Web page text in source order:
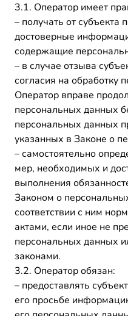
3.1. Оператор имеет
– получать от
достоверные
содержащие
– в случае отзыва
согласия на обработку
Оператор вправе
персональных данных
персональных данных
указанных в Законе о
– самостоятельно
мер, необходимых и
выполнения
Законом о
соответствии с ним
актами, если иное не
персональных данных
законами.
3.2. Оператор обязан:
– предоставлять
его просьбе